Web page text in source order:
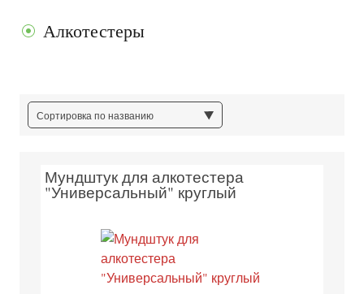
Алкотестеры
Сортировка по названию
Мундштук для алкотестера
"Универсальный" круглый